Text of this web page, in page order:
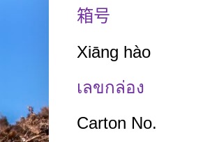
箱号
Xiāng hào
เลขกล่อง
Carton No.